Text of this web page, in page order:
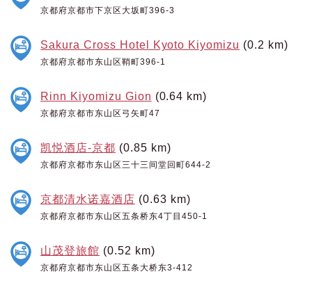
京都府京都市下京区大坂町396-3
Sakura Cross Hotel Kyoto Kiyomizu (0.2 km)
京都府京都市东山区鞘町396-1
Rinn Kiyomizu Gion (0.64 km)
京都府京都市东山区弓矢町47
凯悦酒店-京都 (0.85 km)
京都府京都市东山区三十三间堂回町644-2
京都清水诺嘉酒店 (0.63 km)
京都府京都市东山区五条桥东4丁目450-1
山茂登旅館 (0.52 km)
京都府京都市东山区五条大桥东3-412